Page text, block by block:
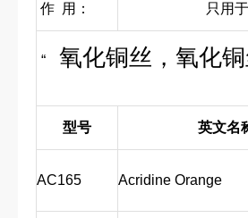
作 用： 只用
“ 氧化铜丝，氧化
型号 英文名
AC165 Acridine Orange